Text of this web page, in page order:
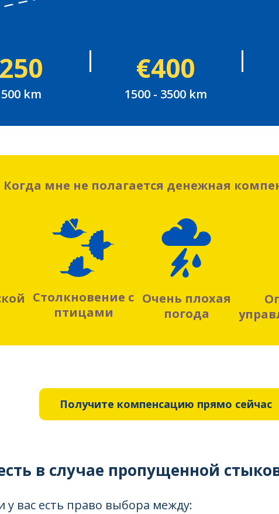
km
€400
1500 - 3500 km
Когда мне не полагается денежная
Столкновение с
птицами
Очень плохая
погода
Получите компенсацию прямо сейчас
в случае пропущенной
вас есть право выбора между: